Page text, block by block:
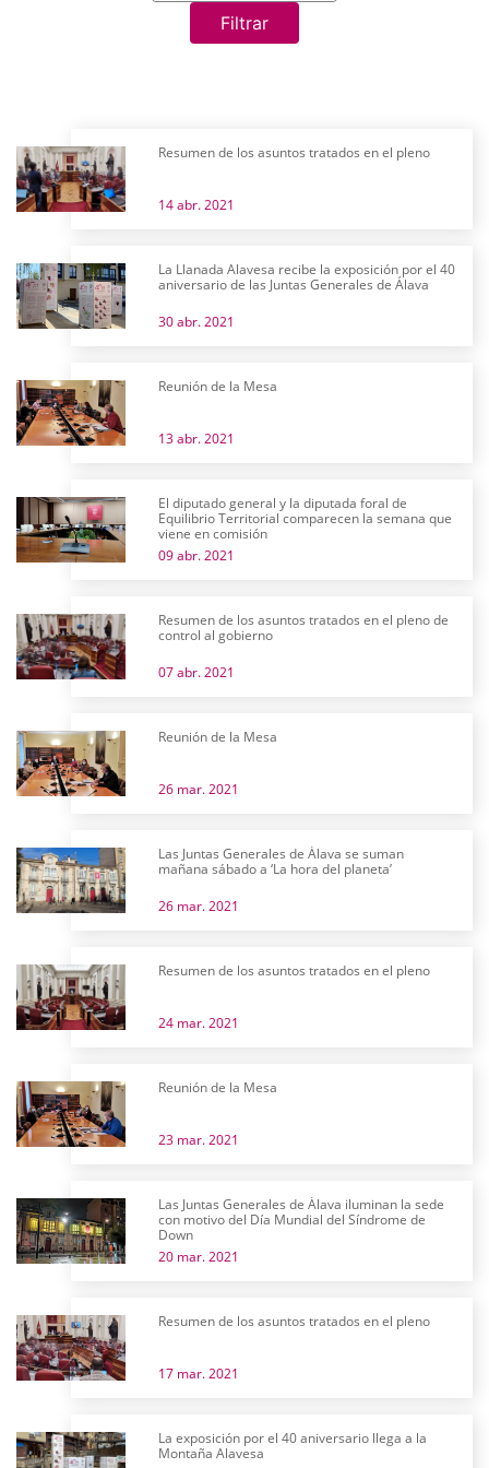
Filtrar
Resumen de los asuntos tratados en el pleno
14 abr. 2021
La Llanada Alavesa recibe la exposición por el 40
aniversario de las Juntas Generales de Álava
30 abr. 2021
Reunión de la Mesa
13 abr. 2021
El diputado general y la diputada foral de
Equilibrio Territorial comparecen la semana que
viene en comisión
09 abr. 2021
Resumen de los asuntos tratados en el pleno de
control al gobierno
07 abr. 2021
Reunión de la Mesa
26 mar. 2021
Las Juntas Generales de Álava se suman
mañana sábado a ‘La hora del planeta’
26 mar. 2021
Resumen de los asuntos tratados en el pleno
24 mar. 2021
Reunión de la Mesa
23 mar. 2021
Las Juntas Generales de Álava iluminan la sede
con motivo del Día Mundial del Síndrome de
Down
20 mar. 2021
Resumen de los asuntos tratados en el pleno
17 mar. 2021
La exposición por el 40 aniversario llega a la
Montaña Alavesa